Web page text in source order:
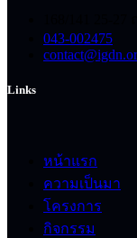
043-002475
Links
หน้าแรก
ความเป็นมา
โครงการ
กิจกรรม